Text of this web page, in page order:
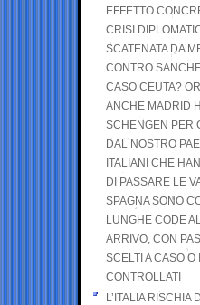
EFFETTO
CRISI
SCATENATA DA
CONTRO
CASO CEUTA?
ANCHE MADRID
SCHENGEN PER
DAL NOSTRO
ITALIANI CHE
DI PASSARE LE
SPAGNA SONO
LUNGHE CODE
ARRIVO, CON
SCELTI A CASO O
CONTROLLATI
L’ITALIA RISCHIA